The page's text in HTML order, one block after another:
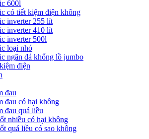
600l
có tiết kiệm điện không
inverter 255 lít
inverter 410 lít
inverter 500l
loại nhỏ
ngăn đá khổng lồ jumbo
điện
đau
đau có hại không
đau quá liều
nhiều có hại không
quá liều có sao không